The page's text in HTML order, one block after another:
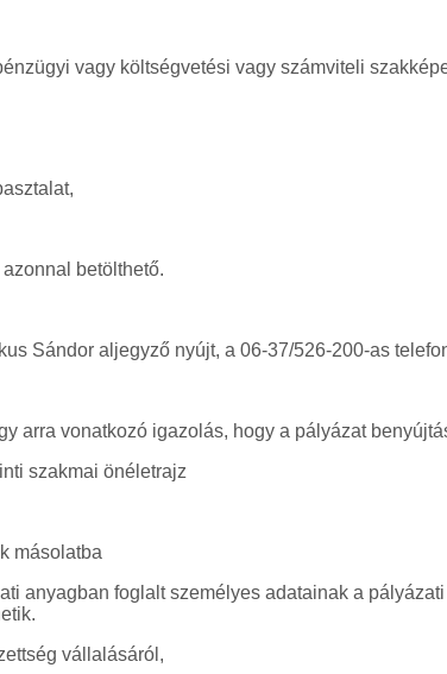
vagy költségvetési vagy számviteli
betölthető.
Sándor aljegyző nyújt, a 06-37/526-200-as
arra vonatkozó igazolás, hogy a pályázat
szakmai önéletrajz
másolatba
anyagban foglalt személyes adatainak a
vállalásáról,